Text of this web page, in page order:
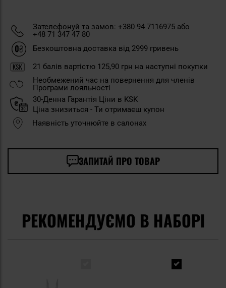
Зателефонуй та замов: +380 94 7116975 або
+48 71 347 47 80
Безкоштовна доставка від 2999 гривень
21 балів вартістю 125,90 грн на наступні покупки
Необмежений час на повернення для членів
Програми лояльності
30-Денна Гарантія Ціни в KSK
Ціна знизиться - Ти отримаєш купон
Наявність уточнюйте в салонах
ЗАПИТАЙ ПРО ТОВАР
РЕКОМЕНДУЄМО В НАБОРІ